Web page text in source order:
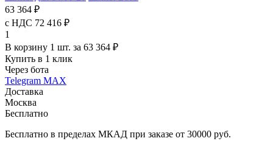
63 364 ₽
с НДС 72 416 ₽
1
В корзину 1 шт. за 63 364 ₽
Купить в 1 клик
Через бота
Telegram MAX
Доставка
Москва
Бесплатно
Бесплатно в пределах МКАД при заказе от 30000 руб.